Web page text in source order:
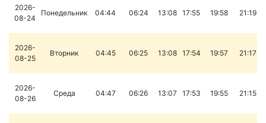
2026-
08-24
Понедельник 04:44 06:24 13:08 17:55 19:58 21:19
2026-
08-25
Вторник 04:45 06:25 13:08 17:54 19:57 21:17
2026-
08-26
Среда 04:47 06:26 13:07 17:53 19:55 21:15